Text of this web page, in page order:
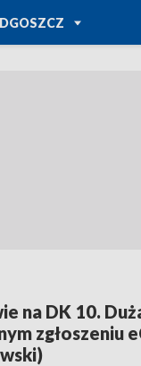
TVP REGIONY
na DK 10.
zgłoszeniu